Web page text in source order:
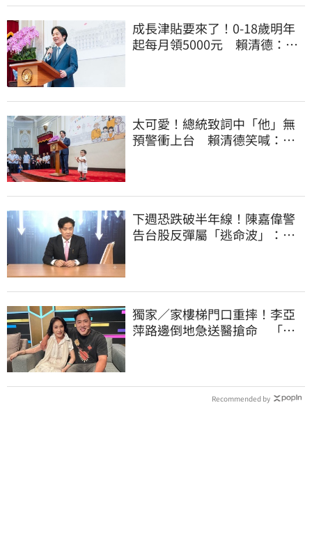
成長津貼要來了！0-18歲明年
起每月領5000元 賴清德：此
太可愛！總統致詞中「他」無
預警衝上台 賴清德笑喊：卸
下週恐跌破半年線！陳嘉偉警
告台股反彈屬「逃命波」：空
獨家／家樓梯門口重摔！李亞
萍路邊倒地急送醫搶命 「最
Recommended by